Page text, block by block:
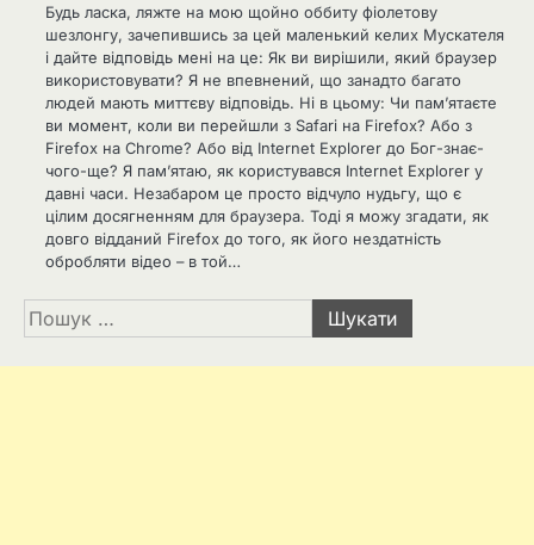
Будь ласка, ляжте на мою щойно оббиту фіолетову
шезлонгу, зачепившись за цей маленький келих Мускателя
і дайте відповідь мені на це: Як ви вирішили, який браузер
використовувати? Я не впевнений, що занадто багато
людей мають миттєву відповідь. Ні в цьому: Чи пам’ятаєте
ви момент, коли ви перейшли з Safari на Firefox? Або з
Firefox на Chrome? Або від Internet Explorer до Бог-знає-
чого-ще? Я пам’ятаю, як користувався Internet Explorer у
давні часи. Незабаром це просто відчуло нудьгу, що є
цілим досягненням для браузера. Тоді я можу згадати, як
довго відданий Firefox до того, як його нездатність
обробляти відео – в той…
Пошук: